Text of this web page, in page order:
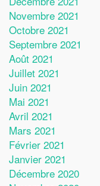
Novembre 2021
Octobre 2021
Septembre 2021
Août 2021
Juillet 2021
Juin 2021
Mai 2021
Avril 2021
Mars 2021
Février 2021
Janvier 2021
Décembre 2020